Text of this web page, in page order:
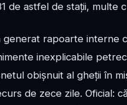
de astfel de stații, multe
generat rapoarte
inexplicabile
obișnuit al gheții în
de zece zile. Oficial: